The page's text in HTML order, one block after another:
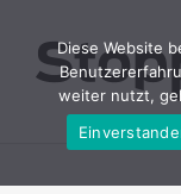
springen
Diese Website
weiter nutzt,